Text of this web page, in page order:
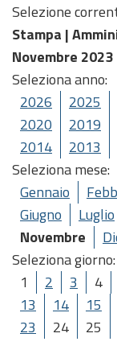
Selezione
Stampa |
Novembre 2023
Seleziona anno:
2026
2025
2020
2019
2014
2013
Seleziona mese:
Gennaio
Giugno
Luglio
Novembre
Seleziona giorno:
1
2 3 4
13
14 15
23
24 25